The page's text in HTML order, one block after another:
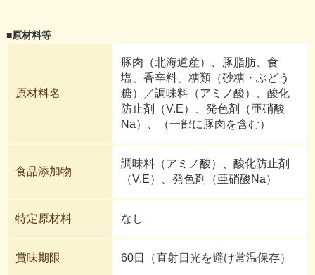
■原材料等
原材料名
豚肉（北海道産）、豚脂肪、食
塩、香辛料、糖類（砂糖・ぶどう
糖）／調味料（アミノ酸）、酸化
防止剤（V.E）、発色剤（亜硝酸
Na）、（一部に豚肉を含む）
食品添加物
調味料（アミノ酸）、酸化防止剤
（V.E）、発色剤（亜硝酸Na）
特定原材料 なし
賞味期限 60日（直射日光を避け常温保存）